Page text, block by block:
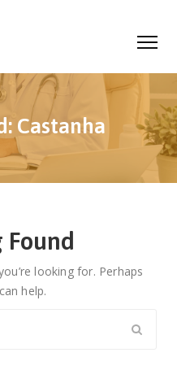
Castanha
looking for. Perhaps
help.